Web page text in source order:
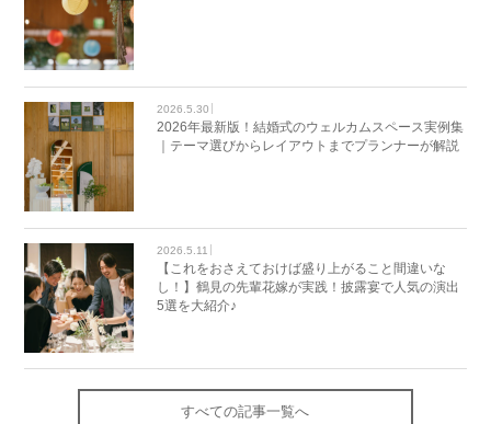
2026.5.30
2026年最新版！結婚式のウェルカムスペース実例集
｜テーマ選びからレイアウトまでプランナーが解説
2026.5.11
【これをおさえておけば盛り上がること間違いな
し！】鶴見の先輩花嫁が実践！披露宴で人気の演出
5選を大紹介♪
すべての記事一覧へ